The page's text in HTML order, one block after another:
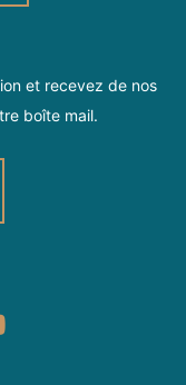
et recevez de nos
boîte mail.
sur
nous sur
Suivez-nous